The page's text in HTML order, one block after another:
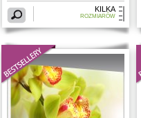
KILKA
ROZMIARÓW